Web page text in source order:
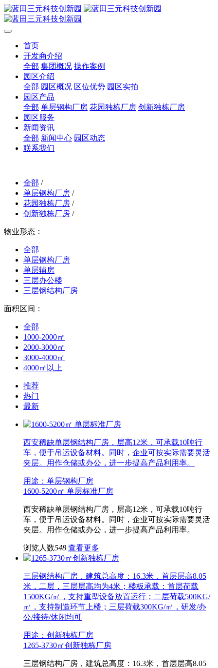
首页
开发商介绍
全部 集团概况 操作案例
园区介绍
全部 园区概况 区位优势 园区实拍
园区产品
全部 单层钢构厂房 花园独栋厂房 创新独栋厂房
园区服务
新闻资讯
全部 新闻中心 园区动态
联系我们
全部 /
单层钢构厂房 /
花园独栋厂房 /
创新独栋厂房 /
物业形态：
全部
单层钢构厂房
单层辅房
三层办公楼
三层钢结构厂房
面积区间：
全部
1000-2000㎡
2000-3000㎡
3000-4000㎡
4000㎡以上
推荐
热门
最新
西安稀缺单层钢结构厂房，层高12米，可承载10吨行
车，便于吊运设备材料。同时，企业可按实际需要灵活
夹层。用作仓储或办公，进一步提高产品利用率。
用途：单层钢构厂房
1600-5200㎡ 单层标准厂房
西安稀缺单层钢结构厂房，层高12米，可承载10吨行
车，便于吊运设备材料。同时，企业可按实际需要灵活
夹层。用作仓储或办公，进一步提高产品利用率。
浏览人数548 查看更多
三层钢结构厂房，建筑总高度：16.3米，首层层高8.05
米，二层，三层层高均为4米；楼板承载：首层荷载
1500KG/㎡，支持重型设备放置运行；二层荷载500KG/
㎡，支持制造环节上楼；三层荷载300KG/㎡，研发/办
公/接待/休闲均可
用途：创新独栋厂房
1265-3730㎡创新独栋厂房
三层钢结构厂房，建筑总高度：16.3米，首层层高8.05